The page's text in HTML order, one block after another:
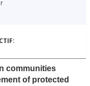
communities
of protected